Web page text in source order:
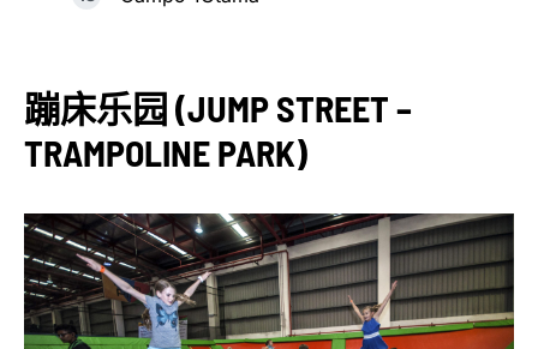
蹦床乐园 (JUMP STREET –
TRAMPOLINE PARK)